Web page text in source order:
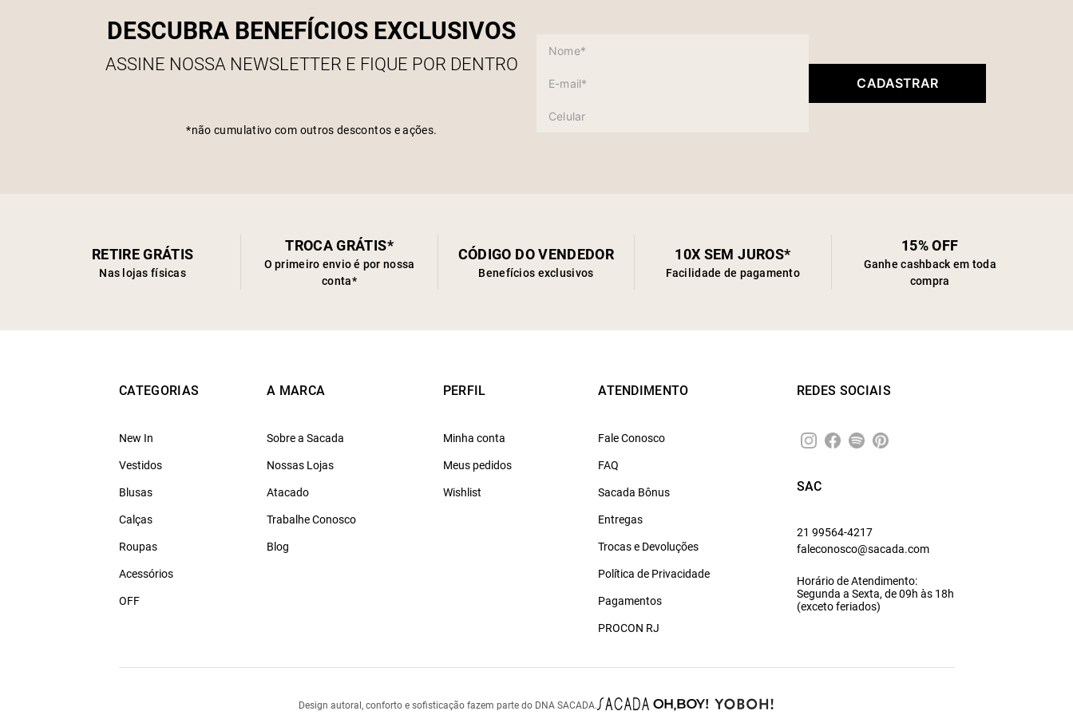
DESCUBRA BENEFÍCIOS EXCLUSIVOS
ASSINE NOSSA NEWSLETTER E FIQUE POR DENTRO
*não cumulativo com outros descontos e ações.
CADASTRAR
RETIRE GRÁTIS
Nas lojas físicas
TROCA GRÁTIS*
O primeiro envio é por nossa
conta*
CÓDIGO DO VENDEDOR
Benefícios exclusivos
10X SEM JUROS*
Facilidade de pagamento
15% OFF
Ganhe cashback em toda
compra
CATEGORIAS
New In
Vestidos
Blusas
Calças
Roupas
Acessórios
OFF
A MARCA
Sobre a Sacada
Nossas Lojas
Atacado
Trabalhe Conosco
Blog
PERFIL
Minha conta
Meus pedidos
Wishlist
ATENDIMENTO
Fale Conosco
FAQ
Sacada Bônus
Entregas
Trocas e Devoluções
Política de Privacidade
Pagamentos
PROCON RJ
REDES SOCIAIS
SAC
21 99564-4217
faleconosco@sacada.com
Horário de Atendimento:
Segunda a Sexta, de 09h às 18h
(exceto feriados)
Design autoral, conforto e sofisticação fazem parte do DNA SACADA.